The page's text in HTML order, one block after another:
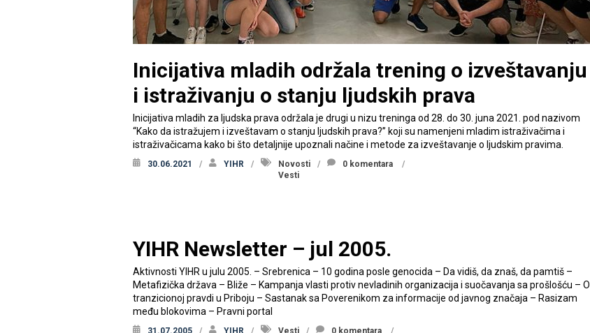
Inicijativa mladih održala trening o izveštavanju
i istraživanju o stanju ljudskih prava
Inicijativa mladih za ljudska prava održala je drugi u nizu treninga od 28. do 30. juna 2021. pod nazivom
“Kako da istražujem i izveštavam o stanju ljudskih prava?” koji su namenjeni mladim istraživačima i
istraživačicama kako bi što detaljnije upoznali načine i metode za izveštavanje o ljudskim pravima.
30.06.2021 YIHR
Novosti
Vesti
0 komentara
YIHR Newsletter – jul 2005.
Aktivnosti YIHR u julu 2005. – Srebrenica – 10 godina posle genocida – Da vidiš, da znaš, da pamtiš –
Metafizička država – Bliže – Kampanja vlasti protiv nevladinih organizacija i suočavanja sa prošlošću – O
tranzicionoj pravdi u Priboju – Sastanak sa Poverenikom za informacije od javnog značaja – Rasizam
među blokovima – Pravni portal
31.07.2005 YIHR Vesti 0 komentara